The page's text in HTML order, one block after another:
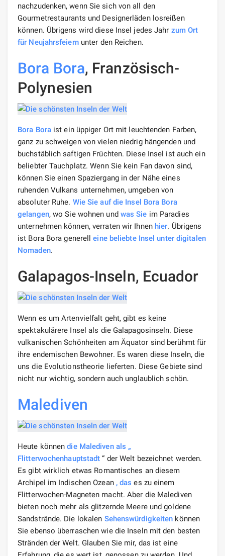
nachzudenken, wenn Sie sich von all den
Gourmetrestaurants und Designerläden losreißen
können. Übrigens wird diese Insel jedes Jahr zum Ort
für Neujahrsfeiernunter den Reichen.
Bora Bora, Französisch-
Polynesien
Bora Boraist ein üppiger Ort mit leuchtenden Farben,
ganz zu schweigen von vielen niedrig hängenden und
buchstäblich saftigen Früchten. Diese Insel ist auch ein
beliebter Tauchplatz. Wenn Sie kein Fan davon sind,
können Sie einen Spaziergang in der Nähe eines
ruhenden Vulkans unternehmen, umgeben von
absoluter Ruhe. Wie Sie auf die Insel Bora Bora
gelangen, wo Sie wohnen und was Sie im Paradies
unternehmen können, verraten wir Ihnen hier. Übrigens
ist Bora Bora generelleine beliebte Insel unter digitalen
Nomaden.
Galapagos-Inseln, Ecuador
Wenn es um Artenvielfalt geht, gibt es keine
spektakulärere Insel als die Galapagosinseln. Diese
vulkanischen Schönheiten am Äquator sind berühmt für
ihre endemischen Bewohner. Es waren diese Inseln, die
uns die Evolutionstheorie lieferten. Diese Gebiete sind
nicht nur wichtig, sondern auch unglaublich schön.
Malediven
Heute könnendie Malediven als „
Flitterwochenhauptstadt “ der Welt bezeichnet werden.
Es gibt wirklich etwas Romantisches an diesem
Archipel im Indischen Ozean , das es zu einem
Flitterwochen-Magneten macht. Aber die Malediven
bieten noch mehr als glitzernde Meere und goldene
Sandstrände. Die lokalen Sehenswürdigkeiten können
Sie ebenso überraschen wie die Inseln mit den besten
Stränden der Welt. Glauben Sie mir, das ist eine